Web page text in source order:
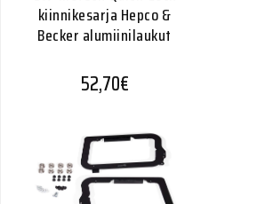
kiinnikesarja Hepco &
Becker alumiinilaukut
52,70€